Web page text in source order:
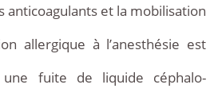
anticoagulants et la mobilisation
allergique à l’anesthésie est
fuite de liquide céphalo-